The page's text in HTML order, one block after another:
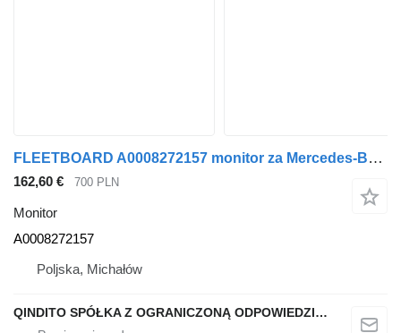
FLEETBOARD A0008272157 monitor za Mercedes-Benz ACTROS MP4 tegljača
162,60 € 700 PLN
Monitor
A0008272157
Poljska, Michałów
QINDITO SPÓŁKA Z OGRANICZONĄ ODPOWIEDZIALNOŚCIĄ